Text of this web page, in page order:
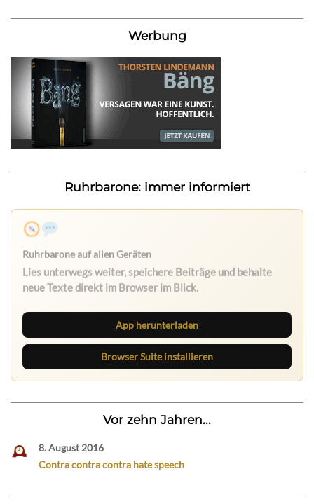
Werbung
Ruhrbarone: immer informiert
Die Ruhrbarone-App bringt den Blog aufs Handy. Die
App herunterladen
Browser Suite installieren
Vor zehn Jahren...
8. August 2016
Contra contra contra hate speech